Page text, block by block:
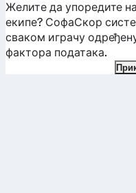
Желите да упоредите
екипе? СофаСкор
сваком играчу
фактора података.